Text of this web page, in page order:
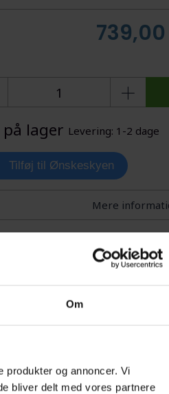
Om
og annoncer. Vi
bliver delt med vores partnere
739,00
på lager Levering: 1-2 dage
Tilføj til Ønskeskyen
Mere